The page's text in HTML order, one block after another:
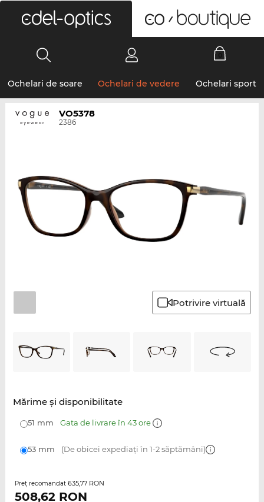
Ochelari de soare Ochelari de vedere Ochelari sport
VO5378
2386
Potrivire virtuală
Mărime şi disponibilitate
51 mm Gata de livrare în 43 ore
53 mm (De obicei expediați în 1-2 săptămâni)
Preţ recomandat 635,77 RON
508,62RON